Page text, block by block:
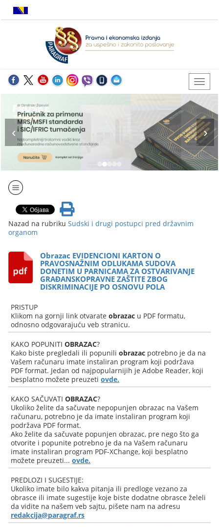
Nazad na rubrikuSudski i drugi postupci pred državnim
organom
Obrazac EVIDENCIONI KARTON O
PRAVOSNAŽNIM ODLUKAMA SUDOVA
DONETIM U PARNICAMA ZA OSTVARIVANJE
GRAĐANSKOPRAVNE ZAŠTITE ZBOG
DISKRIMINACIJE PO OSNOVU POLA
PRISTUP
Klikom na gornji link otvarateobrazac u PDF formatu,
odnosno odgovarajuću veb stranicu.
KAKO POPUNITIOBRAZAC?
Kako biste pregledali ili popuniliobrazac potrebno je da na
Vašem računaru imate instaliran program koji podržava
PDF format. Jedan od najpopularnijih je Adobe Reader, koji
besplatno možete preuzetiovde.
KAKO SAČUVATIOBRAZAC?
Ukoliko želite da sačuvate nepopunjen obrazac na Vašem
računaru, potrebno je da imate instaliran program koji
podržava PDF format.
Ako želite da sačuvate popunjen obrazac, pre nego što ga
otvorite i popunite potrebno je da na Vašem računaru
imate instaliran program PDF-XChange, koji besplatno
možete preuzeti...ovde.
PREDLOZI I SUGESTIJE:
Ukoliko imate bilo kakva pitanja ili predloge vezano za
obrasce ili imate sugestije koje biste dodatne obrasce želeli
da vidite na našem veb sajtu, pišete nam na adresu
redakcija@paragraf.rs